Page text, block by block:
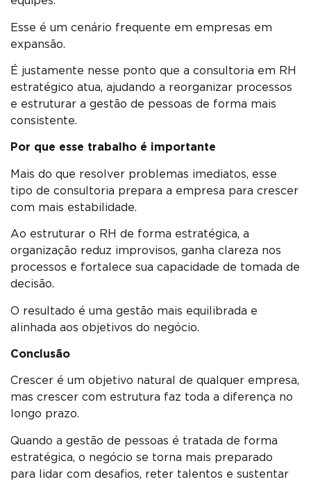
Esse é um cenário frequente em empresas em
expansão.
É justamente nesse ponto que a consultoria em RH
estratégico atua, ajudando a reorganizar processos
e estruturar a gestão de pessoas de forma mais
consistente.
Por que esse trabalho é importante
Mais do que resolver problemas imediatos, esse
tipo de consultoria prepara a empresa para crescer
com mais estabilidade.
Ao estruturar o RH de forma estratégica, a
organização reduz improvisos, ganha clareza nos
processos e fortalece sua capacidade de tomada de
decisão.
O resultado é uma gestão mais equilibrada e
alinhada aos objetivos do negócio.
Conclusão
Crescer é um objetivo natural de qualquer empresa,
mas crescer com estrutura faz toda a diferença no
longo prazo.
Quando a gestão de pessoas é tratada de forma
estratégica, o negócio se torna mais preparado
para lidar com desafios, reter talentos e sustentar